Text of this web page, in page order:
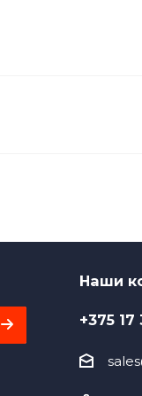
Наши
+375 17